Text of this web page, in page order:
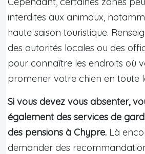
interdites aux animaux,
haute saison touristique.
des autorités locales ou des
pour connaître les endroits où
promener votre chien en toute
Si vous devez vous absenter,
également des services de
des pensions à Chypre. Là
demander des